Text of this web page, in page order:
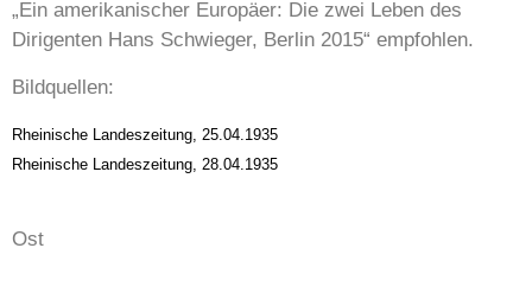
„Ein amerikanischer Europäer: Die zwei Leben des
Dirigenten Hans Schwieger, Berlin 2015“ empfohlen.
Bildquellen:
Rheinische Landeszeitung, 25.04.1935
Rheinische Landeszeitung, 28.04.1935
Ost